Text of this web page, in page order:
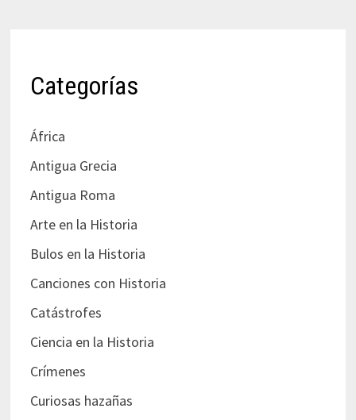
Categorías
África
Antigua Grecia
Antigua Roma
Arte en la Historia
Bulos en la Historia
Canciones con Historia
Catástrofes
Ciencia en la Historia
Crímenes
Curiosas hazañas